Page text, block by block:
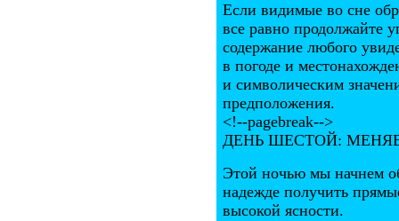
Если видимые во сне
все равно продолжайте
содержание любого
в погоде и
и символическим
предположения.
<!--pagebreak-->
ДЕНЬ ШЕСТОЙ:
Этой ночью мы начнем
надежде получить
высокой ясности.